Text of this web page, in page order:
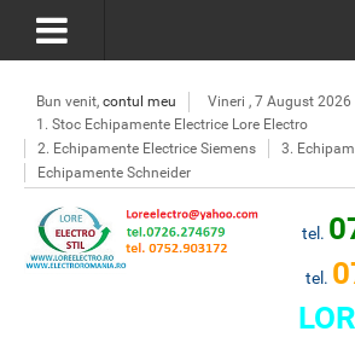
Bun venit, contul meu
Vineri , 7 August 2026
1. Stoc Echipamente Electrice Lore Electro
2. Echipamente Electrice Siemens
3.
Echipamente Schneider
tel.
tel.